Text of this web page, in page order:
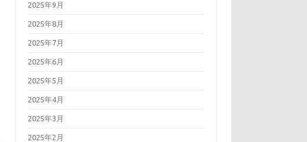
2025年9月
2025年8月
2025年7月
2025年6月
2025年5月
2025年4月
2025年3月
2025年2月